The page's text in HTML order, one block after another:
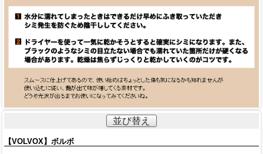
並び替え
【VOLVOX】ボルボ